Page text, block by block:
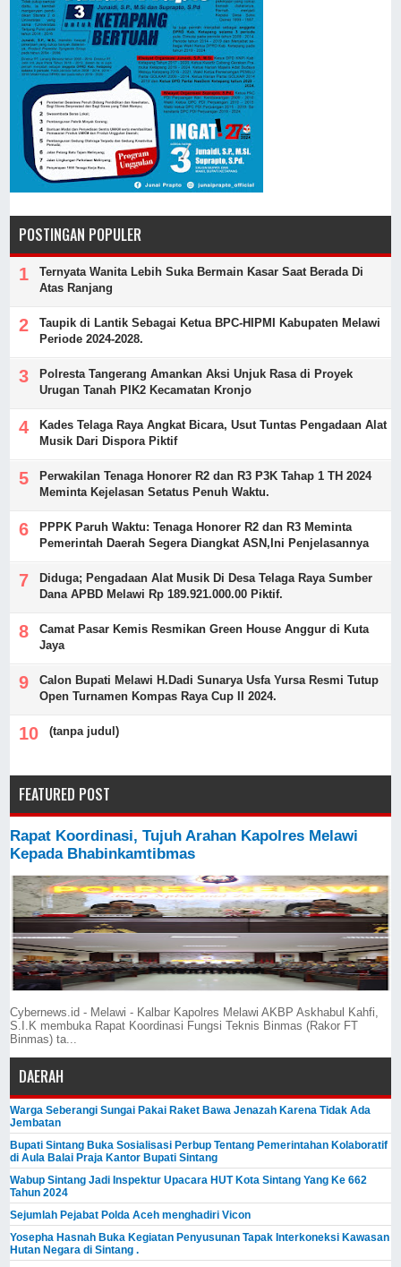
POSTINGAN POPULER
Ternyata Wanita Lebih Suka Bermain Kasar Saat Berada Di
Atas Ranjang
Taupik di Lantik Sebagai Ketua BPC-HIPMI Kabupaten Melawi
Periode 2024-2028.
Polresta Tangerang Amankan Aksi Unjuk Rasa di Proyek
Urugan Tanah PIK2 Kecamatan Kronjo
Kades Telaga Raya Angkat Bicara, Usut Tuntas Pengadaan Alat
Musik Dari Dispora Piktif
Perwakilan Tenaga Honorer R2 dan R3 P3K Tahap 1 TH 2024
Meminta Kejelasan Setatus Penuh Waktu.
PPPK Paruh Waktu: Tenaga Honorer R2 dan R3 Meminta
Pemerintah Daerah Segera Diangkat ASN,Ini Penjelasannya
Diduga; Pengadaan Alat Musik Di Desa Telaga Raya Sumber
Dana APBD Melawi Rp 189.921.000.00 Piktif.
Camat Pasar Kemis Resmikan Green House Anggur di Kuta
Jaya
Calon Bupati Melawi H.Dadi Sunarya Usfa Yursa Resmi Tutup
Open Turnamen Kompas Raya Cup II 2024.
(tanpa judul)
FEATURED POST
Rapat Koordinasi, Tujuh Arahan Kapolres Melawi
Kepada Bhabinkamtibmas
Cybernews.id - Melawi - Kalbar Kapolres Melawi AKBP Askhabul Kahfi,
S.I.K membuka Rapat Koordinasi Fungsi Teknis Binmas (Rakor FT
Binmas) ta...
DAERAH
Warga Seberangi Sungai Pakai Raket Bawa Jenazah Karena Tidak Ada
Jembatan
Bupati Sintang Buka Sosialisasi Perbup Tentang Pemerintahan Kolaboratif
di Aula Balai Praja Kantor Bupati Sintang
Wabup Sintang Jadi Inspektur Upacara HUT Kota Sintang Yang Ke 662
Tahun 2024
Sejumlah Pejabat Polda Aceh menghadiri Vicon
Yosepha Hasnah Buka Kegiatan Penyusunan Tapak Interkoneksi Kawasan
Hutan Negara di Sintang .